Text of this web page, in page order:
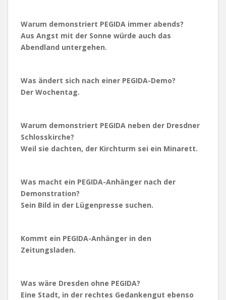
Warum demonstriert PEGIDA immer abends?
Aus Angst mit der Sonne würde auch das
Abendland untergehen.
Was ändert sich nach einer PEGIDA-Demo?
Der Wochentag.
Warum demonstriert PEGIDA neben der Dresdner
Schlosskirche?
Weil sie dachten, der Kirchturm sei ein Minarett.
Was macht ein PEGIDA-Anhänger nach der
Demonstration?
Sein Bild in der Lügenpresse suchen.
Kommt ein PEGIDA-Anhänger in den
Zeitungsladen.
Was wäre Dresden ohne PEGIDA?
Eine Stadt, in der rechtes Gedankengut ebenso